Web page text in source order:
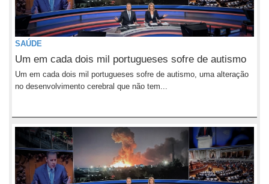
SAÚDE
Um em cada dois mil portugueses sofre de autismo
Um em cada dois mil portugueses sofre de autismo, uma alteração
no desenvolvimento cerebral que não tem...